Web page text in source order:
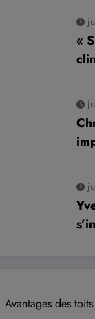
«
à
Avantages des